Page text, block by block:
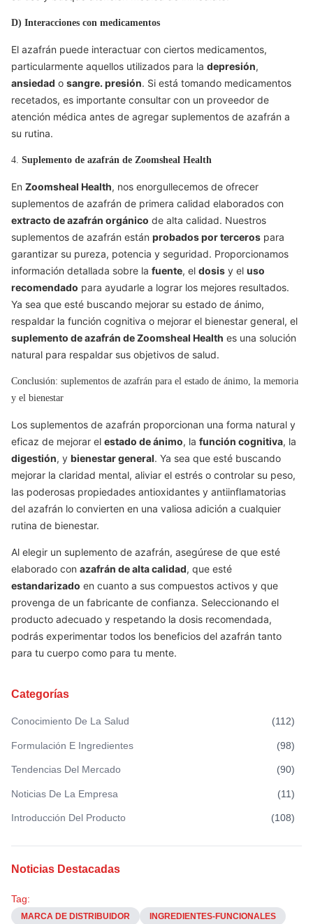
D) Interacciones con medicamentos
El azafrán puede interactuar con ciertos medicamentos,
particularmente aquellos utilizados para la depresión,
ansiedad o sangre. presión. Si está tomando medicamentos
recetados, es importante consultar con un proveedor de
atención médica antes de agregar suplementos de azafrán a
su rutina.
4. Suplemento de azafrán de Zoomsheal Health
En Zoomsheal Health, nos enorgullecemos de ofrecer
suplementos de azafrán de primera calidad elaborados con
extracto de azafrán orgánico de alta calidad. Nuestros
suplementos de azafrán están probados por terceros para
garantizar su pureza, potencia y seguridad. Proporcionamos
información detallada sobre la fuente, el dosis y el uso
recomendado para ayudarle a lograr los mejores resultados.
Ya sea que esté buscando mejorar su estado de ánimo,
respaldar la función cognitiva o mejorar el bienestar general, el
suplemento de azafrán de Zoomsheal Health es una solución
natural para respaldar sus objetivos de salud.
Conclusión: suplementos de azafrán para el estado de ánimo, la memoria
y el bienestar
Los suplementos de azafrán proporcionan una forma natural y
eficaz de mejorar el estado de ánimo, la función cognitiva, la
digestión, y bienestar general. Ya sea que esté buscando
mejorar la claridad mental, aliviar el estrés o controlar su peso,
las poderosas propiedades antioxidantes y antiinflamatorias
del azafrán lo convierten en una valiosa adición a cualquier
rutina de bienestar.
Al elegir un suplemento de azafrán, asegúrese de que esté
elaborado con azafrán de alta calidad, que esté
estandarizado en cuanto a sus compuestos activos y que
provenga de un fabricante de confianza. Seleccionando el
producto adecuado y respetando la dosis recomendada,
podrás experimentar todos los beneficios del azafrán tanto
para tu cuerpo como para tu mente.
Categorías
Conocimiento De La Salud (112)
Formulación E Ingredientes (98)
Tendencias Del Mercado (90)
Noticias De La Empresa (11)
Introducción Del Producto (108)
Noticias Destacadas
Tag:
MARCA DE DISTRIBUIDOR
INGREDIENTES-FUNCIONALES